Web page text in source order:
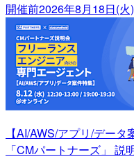
開催前2026年8月18日(火
【AI/AWS/アプリ/デー
「CMパートナーズ」 説